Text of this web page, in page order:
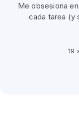
Me obsesiona
cada tarea (y
19